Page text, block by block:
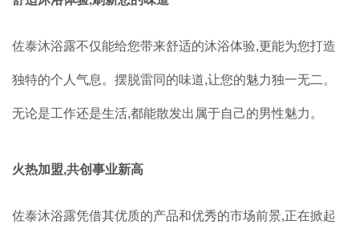
佐泰沐浴露不仅能给您带来舒适的沐浴体验,更能为您打造
独特的个人气息。摆脱雷同的味道,让您的魅力独一无二。
无论是工作还是生活,都能散发出属于自己的男性魅力。
火热加盟,共创事业新高
佐泰沐浴露凭借其优质的产品和优秀的市场前景,正在掀起